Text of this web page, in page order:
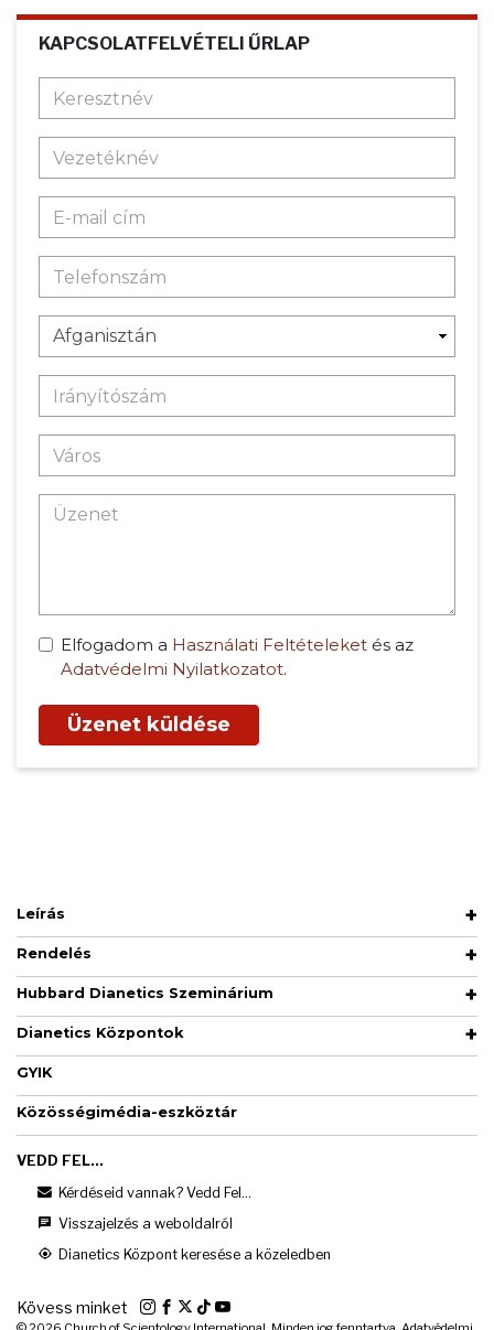
KAPCSOLATFELVÉTELI ŰRLAP
Elfogadom a Használati Feltételeket és az
Adatvédelmi Nyilatkozatot.
Üzenet küldése
Leírás
Rendelés
Hubbard Dianetics Szeminárium
Dianetics Központok
GYIK
Közösségimédia-eszköztár
VEDD FEL...
Kérdéseid vannak? Vedd Fel...
Visszajelzés a weboldalról
Dianetics Központ keresése a közeledben
Kövess minket